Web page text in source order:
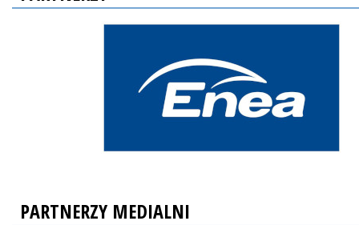
PARTNERZY MEDIALNI